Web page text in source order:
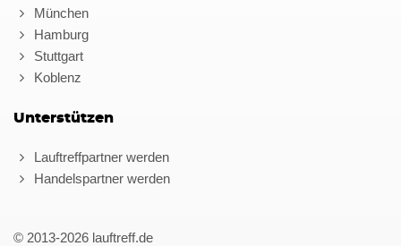
München
Hamburg
Stuttgart
Koblenz
Unterstützen
Lauftreffpartner werden
Handelspartner werden
© 2013-2026 lauftreff.de